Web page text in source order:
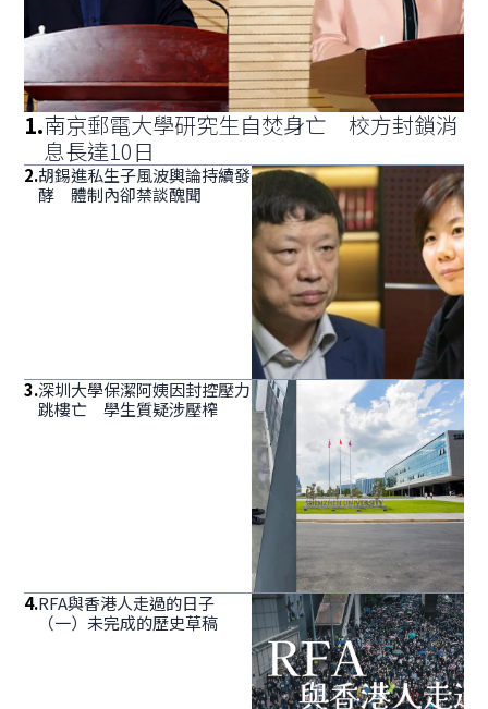
1.南京郵電大學研究生自焚身亡 校方封鎖消
息長達10日
2.胡錫進私生子風波輿論持續發
酵 體制內卻禁談醜聞
3.深圳大學保潔阿姨因封控壓力
跳樓亡 學生質疑涉壓榨
4.RFA與香港人走過的日子
（一）未完成的歷史草稿